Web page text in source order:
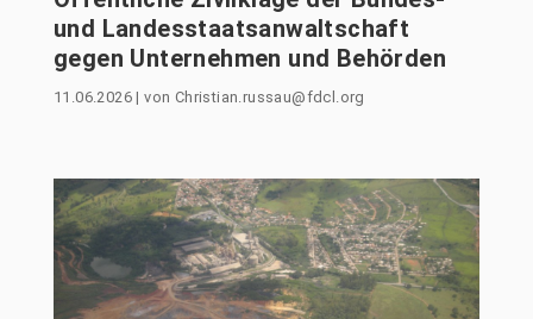
und Landesstaatsanwaltschaft
gegen Unternehmen und Behörden
11.06.2026|von Christian.russau@fdcl.org